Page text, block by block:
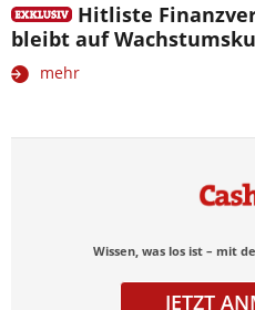
Hitliste
bleibt auf
mehr
Wissen, was los ist – mit
JETZT